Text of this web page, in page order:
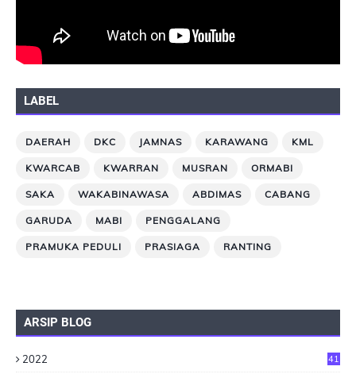
LABEL
DAERAH DKC JAMNAS KARAWANG KML
KWARCAB KWARRAN MUSRAN ORMABI
SAKA WAKABINAWASA ABDIMAS CABANG
GARUDA MABI PENGGALANG
PRAMUKA PEDULI PRASIAGA RANTING
ARSIP BLOG
2022 41